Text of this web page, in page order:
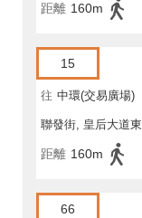
距離 160m
15
往 中環(交易廣場)
聯發街, 皇后大道東
距離 160m
66